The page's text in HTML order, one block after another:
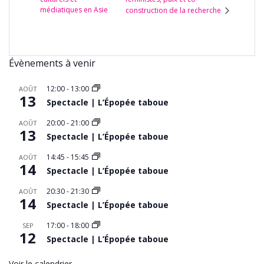
médiatiques en Asie
construction de la recherche
Évènements à venir
AOÛT
13
12:00- 13:00
Spectacle | L’Épopée taboue
AOÛT
13
20:00-21:00
Spectacle | L’Épopée taboue
AOÛT
14
14:45 - 15:45
Spectacle | L’Épopée taboue
AOÛT
14
20:30-21:30
Spectacle | L’Épopée taboue
SEP
12
17:00- 18:00
Spectacle | L’Épopée taboue